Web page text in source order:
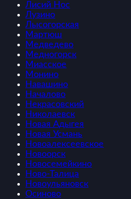
Лисий Нос
Лузино
Лысогорская
Мартюш
Медведево
Медногорск
Миасское
Монино
Навашино
Началово
Некрасовский
Николаевск
Новая Адыгея
Новая Усмань
Новоалексеевское
Новоорск
Новосемейкино
Ново-Талица
Новоульяновск
Осиново